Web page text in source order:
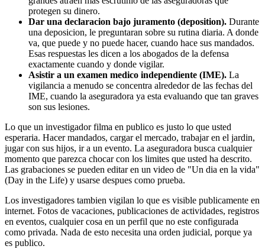
protegen su dinero.
Dar una declaracion bajo juramento (deposition). Durante
una deposicion, le preguntaran sobre su rutina diaria. A donde
va, que puede y no puede hacer, cuando hace sus mandados.
Esas respuestas les dicen a los abogados de la defensa
exactamente cuando y donde vigilar.
Asistir a un examen medico independiente (IME). La
vigilancia a menudo se concentra alrededor de las fechas del
IME, cuando la aseguradora ya esta evaluando que tan graves
son sus lesiones.
Lo que un investigador filma en publico es justo lo que usted
esperaria. Hacer mandados, cargar el mercado, trabajar en el jardin,
jugar con sus hijos, ir a un evento. La aseguradora busca cualquier
momento que parezca chocar con los limites que usted ha descrito.
Las grabaciones se pueden editar en un video de "Un dia en la vida"
(Day in the Life) y usarse despues como prueba.
Los investigadores tambien vigilan lo que es visible publicamente en
internet. Fotos de vacaciones, publicaciones de actividades, registros
en eventos, cualquier cosa en un perfil que no este configurada
como privada. Nada de esto necesita una orden judicial, porque ya
es publico.